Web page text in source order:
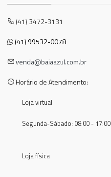
(41) 3472-3131
(41) 99532-0078
venda@baiaazul.com.br
Horário de Atendimento:
Loja virtual
Segunda-Sábado: 08:00 - 17:00
Loja física